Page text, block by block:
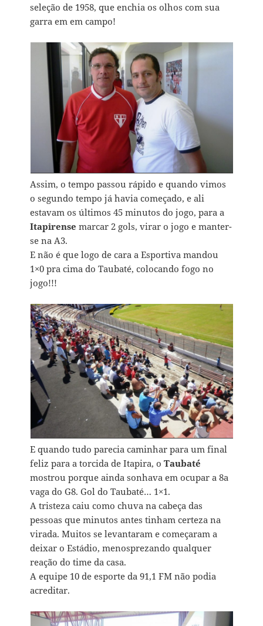
seleção de 1958, que enchia os olhos com sua
garra em em campo!
Assim, o tempo passou rápido e quando vimos
o segundo tempo já havia começado, e ali
estavam os últimos 45 minutos do jogo, para a
Itapirense marcar 2 gols, virar o jogo e manter-
se na A3.
E não é que logo de cara a Esportiva mandou
1×0 pra cima do Taubaté, colocando fogo no
jogo!!!
E quando tudo parecia caminhar para um final
feliz para a torcida de Itapira, oTaubaté
mostrou porque ainda sonhava em ocupar a 8a
vaga do G8. Gol do Taubaté… 1×1.
A tristeza caiu como chuva na cabeça das
pessoas que minutos antes tinham certeza na
virada. Muitos se levantaram e começaram a
deixar o Estádio, menosprezando qualquer
reação do time da casa.
A equipe 10 de esporte da 91,1 FM não podia
acreditar.